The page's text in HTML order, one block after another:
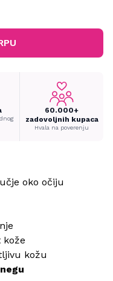
60.000+
zadovoljnih kupaca
Hvala na poverenju
oko očiju
kože
kožu